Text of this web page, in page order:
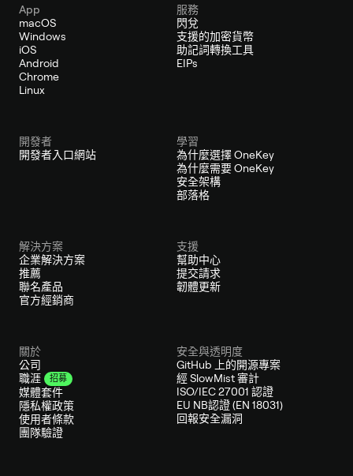
App
macOS
Windows
iOS
Android
Chrome
Linux
服務
閃兌
支援的加密貨幣
助記詞轉換工具
EIPs
開發者
開發者入口網站
學習
為什麼選擇 OneKey
為什麼需要 OneKey
安全架構
部落格
解決方案
企業解決方案
推薦
聯名產品
官方經銷商
支援
幫助中心
提交請求
韌體更新
關於
公司
職涯
招募
媒體套件
隱私權政策
使用者條款
團隊驗證
安全與透明度
GitHub 上的開源專案
經 SlowMist 審計
ISO/IEC 27001 認證
EU NB認證 (EN 18031)
回報安全漏洞